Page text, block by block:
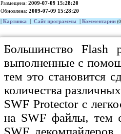
Размещена: 2009-07-09 15:28:20
Обновлена: 2009-07-09 15:28:20
Картинка Сайт программы Комментарии
Большинство Flash
выполненные с
тем это становится
количества
SWF Protector с
на SWF файлы, тем